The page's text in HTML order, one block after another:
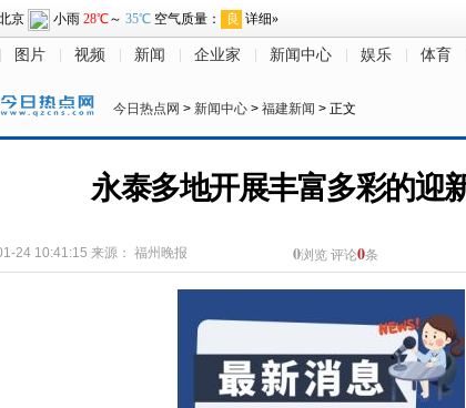
图片 视频 新闻 企业家 新闻中心 娱乐 体育
今日热点网 > 新闻中心 > 福建新闻 > 正文
永泰多地开展丰富多彩的迎
24 10:41:15 来源： 福州晚报 0浏览 评论0条